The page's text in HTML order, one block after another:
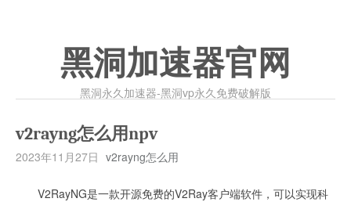
黑洞加速器官网
黑洞永久加速器-黑洞vp永久免费破解版
v2rayng怎么用npv
2023年11月27日 v2rayng怎么用
V2RayNG是一款开源免费的V2Ray客户端软件，可以实现科